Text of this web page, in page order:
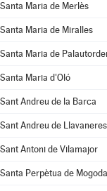
Santa Maria de Merlès
Santa Maria de Miralles
Santa Maria de
Santa Maria d'Oló
Sant Andreu de la Barca
Sant Andreu de Llavaneres
Sant Antoni de Vilamajor
Santa Perpètua de Mogoda